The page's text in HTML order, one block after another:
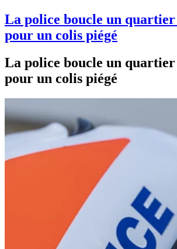
La police boucle un quartier
pour un colis piégé
La police boucle un quartier
pour un colis piégé